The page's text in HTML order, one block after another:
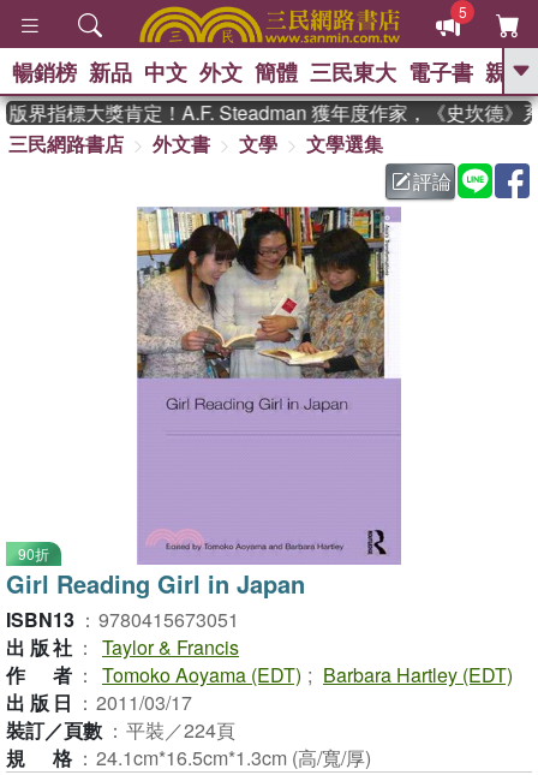
5
GO
熱搜： 東野圭吾 、
父親節 、 花開錦
方念華 、 台灣的
李登輝時代 、 數學女孩：黎曼猜想
、 偉大的迷走神經 、
群喵 、 臺灣漫遊錄
暢銷榜 新品 中文 外文 簡體 三民東大 電子書 親子
界指標大獎肯定！A.F. Steadman 獲年度作家，《史坎德》系
三民網路書店
外文書 文學
文學選集
評論
90折
Girl Reading Girl in Japan
ISBN13 ： 9780415673051
出版社 ： Taylor & Francis
作者 ： Tomoko Aoyama (EDT) ; Barbara Hartley (EDT)
出版日 ： 2011/03/17
裝訂／頁數 ： 平裝／224頁
規格 ： 24.1cm*16.5cm*1.3cm (高/寬/厚)